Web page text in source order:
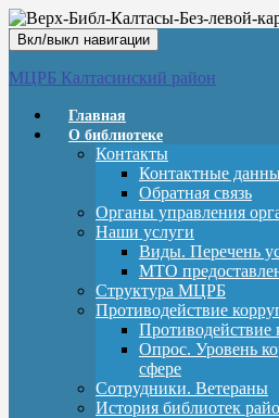
Вкл/выкл навигации
МЦРБ Калтасинский район
Главная
О библиотеке
Контакты
Контактные
Обратная связь
Органы управления
Наши услуги
Виды. Перечень
МТО
Структура МЦРБ
Противодействие
Противодействие
Опрос. Уровень
сфере
Сотрудники. Ветераны
История библиотек